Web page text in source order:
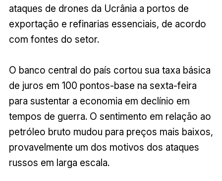
ataques de drones da Ucrânia a portos de
exportação e refinarias essenciais, de acordo
com fontes do setor.
O banco central do país cortou sua taxa básica
de juros em 100 pontos-base na sexta-feira
para sustentar a economia em declínio em
tempos de guerra. O sentimento em relação ao
petróleo bruto mudou para preços mais baixos,
provavelmente um dos motivos dos ataques
russos em larga escala.